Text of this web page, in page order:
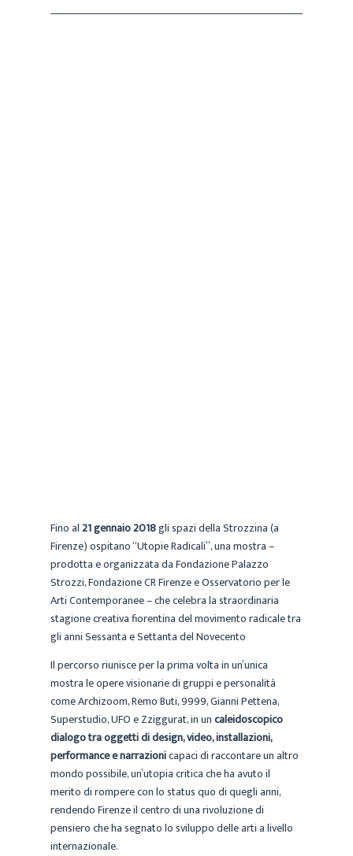
Fino al21 gennaio 2018gli spazi della Strozzina (a
Firenze) ospitano “Utopie Radicali”, una mostra –
prodotta e organizzata da Fondazione Palazzo
Strozzi, Fondazione CR Firenze e Osservatorio per le
Arti Contemporanee – che celebra la straordinaria
stagione creativa fiorentina del movimento radicale tra
gli anni Sessanta e Settanta del Novecento
Il percorso riunisce per la prima volta in un’unica
mostra le opere visionarie di gruppi e personalità
come Archizoom, Remo Buti, 9999, Gianni Pettena,
Superstudio, UFO e Zziggurat, in uncaleidoscopico
dialogo tra oggetti di design, video, installazioni,
performance e narrazionicapaci di raccontare un altro
mondo possibile, un’utopia critica che ha avuto il
merito di rompere con lo status quo di quegli anni,
rendendo Firenze il centro di una rivoluzione di
pensiero che ha segnato lo sviluppo delle arti a livello
internazionale.